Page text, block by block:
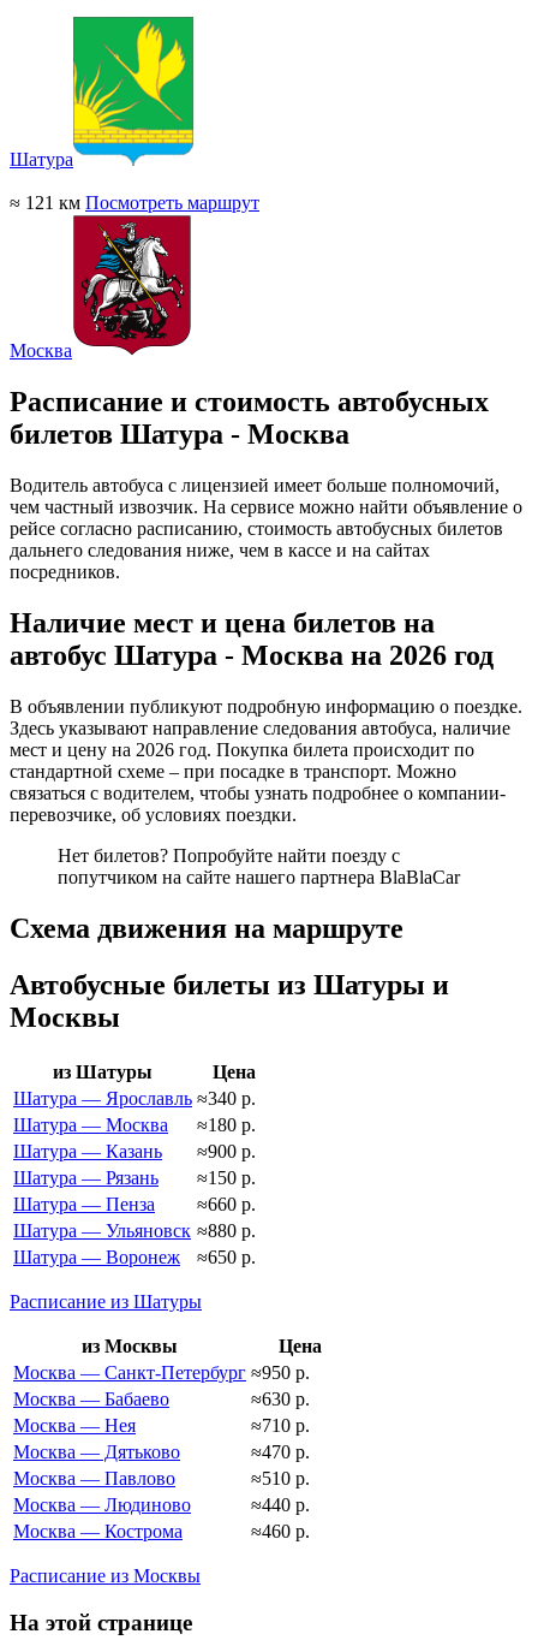
Шатура
≈ 121 км Посмотреть маршрут
Москва
Расписание и стоимость автобусных
билетов Шатура - Москва
Водитель автобуса с лицензией имеет больше полномочий,
чем частный извозчик. На сервисе можно найти объявление о
рейсе согласно расписанию, стоимость автобусных билетов
дальнего следования ниже, чем в кассе и на сайтах
посредников.
Наличие мест и цена билетов на
автобус Шатура - Москва на 2026 год
В объявлении публикуют подробную информацию о поездке.
Здесь указывают направление следования автобуса, наличие
мест и цену на 2026 год. Покупка билета происходит по
стандартной схеме – при посадке в транспорт. Можно
связаться с водителем, чтобы узнать подробнее о компании-
перевозчике, об условиях поездки.
Нет билетов? Попробуйте найти поезду с
попутчиком на сайте нашего партнера BlaBlaCar
Схема движения на маршруте
Автобусные билеты из Шатуры и
Москвы
из Шатуры
Цена
Шатура — Ярославль ≈340 р.
Шатура — Москва
≈180 р.
Шатура — Казань
≈900 р.
Шатура — Рязань
≈150 р.
Шатура — Пенза
≈660 р.
Шатура — Ульяновск ≈880 р.
Шатура — Воронеж
≈650 р.
Расписание из Шатуры
из Москвы
Цена
Москва — Санкт-Петербург ≈950 р.
Москва — Бабаево
≈630 р.
Москва — Нея
≈710 р.
Москва — Дятьково
≈470 р.
Москва — Павлово
≈510 р.
Москва — Людиново
≈440 р.
Москва — Кострома
≈460 р.
Расписание из Москвы
На этой странице